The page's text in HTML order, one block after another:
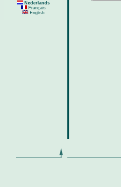
Nederlands
Français
English